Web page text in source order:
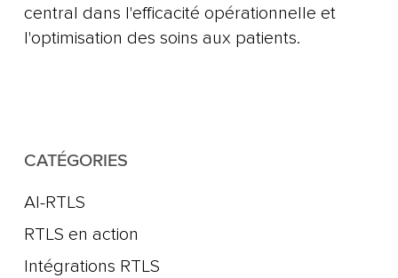
central dans l'efficacité opérationnelle et
l'optimisation des soins aux patients.
CATÉGORIES
AI-RTLS
RTLS en action
Intégrations RTLS